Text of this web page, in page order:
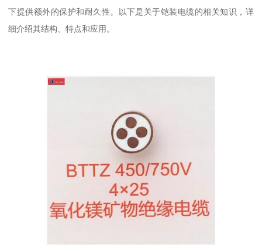
下提供额外的保护和耐久性。以下是关于铠装电缆的相关知识，详
细介绍其结构、特点和应用。